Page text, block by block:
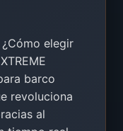
elegir
barco
revoluciona
al